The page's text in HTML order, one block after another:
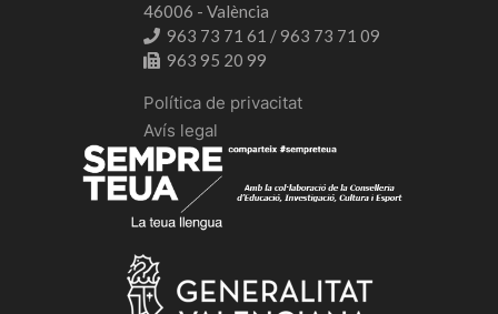
46006 - València
963 73 71 61 / 963 73 71 09
963 95 20 99
Política de privacitat
Avís legal